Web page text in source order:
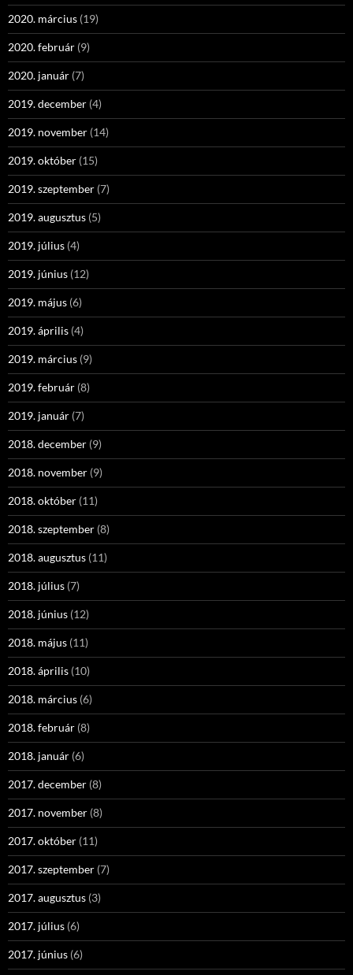
2020. március (19)
2020. február (9)
2020. január (7)
2019. december (4)
2019. november (14)
2019. október (15)
2019. szeptember (7)
2019. augusztus (5)
2019. július (4)
2019. június (12)
2019. május (6)
2019. április (4)
2019. március (9)
2019. február (8)
2019. január (7)
2018. december (9)
2018. november (9)
2018. október (11)
2018. szeptember (8)
2018. augusztus (11)
2018. július (7)
2018. június (12)
2018. május (11)
2018. április (10)
2018. március (6)
2018. február (8)
2018. január (6)
2017. december (8)
2017. november (8)
2017. október (11)
2017. szeptember (7)
2017. augusztus (3)
2017. július (6)
2017. június (6)